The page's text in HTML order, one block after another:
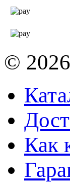
© 2026
Как